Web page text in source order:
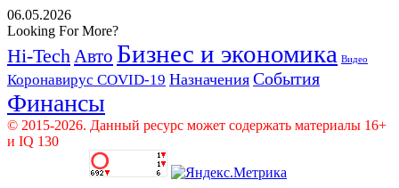
06.05.2026
Looking For More?
Hi-TechАвто Бизнес и экономика Видео
Коронавирус COVID-19 Назначения События
Финансы
© 2015-2026. Данный ресурс может содержать материалы 16+
и IQ 130